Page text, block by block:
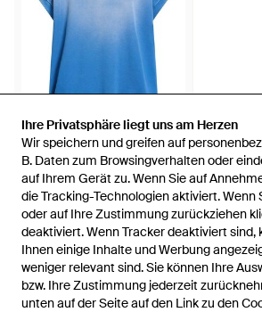
Ihre Privatsphäre liegt uns am Herzen
Wir speichern und greifen auf
B. Daten zum Browsingverhalten oder
auf Ihrem Gerät zu. Wenn Sie auf
die Tracking-Technologien aktiviert. Wenn
oder auf Ihre Zustimmung zurückziehen
deaktiviert. Wenn Tracker deaktiviert sind,
Ihnen einige Inhalte und Werbung
weniger relevant sind. Sie können Ihre
bzw. Ihre Zustimmung jederzeit
unten auf der Seite auf den Link zu den
Ihre Privatsphäre liegt uns am Herzen
Wir speichern und greifen auf
B. Daten zum Browsingverhalten oder
auf Ihrem Gerät zu. Wenn Sie auf
die Tracking-Technologien aktiviert. Wenn
oder auf Ihre Zustimmung zurückziehen
deaktiviert. Wenn Tracker deaktiviert sind,
Ihnen einige Inhalte und Werbung
weniger relevant sind. Sie können Ihre
bzw. Ihre Zustimmung jederzeit
unten auf der Seite auf den Link zu den
47 €
Cultura
Sweatshirt - Blau
VonYOOX
AUSVERKAUFT